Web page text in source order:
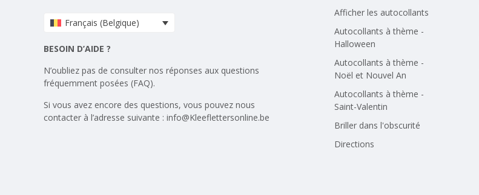
Français (Belgique)
BESOIN D’AIDE ?
N’oubliez pas de consulter nos réponses aux questions
fréquemment posées (FAQ).
Si vous avez encore des questions, vous pouvez nous
contacter à l’adresse suivante : info@Kleeflettersonline.be
Afficher les autocollants
Autocollants à thème -
Halloween
Autocollants à thème -
Noël et Nouvel An
Autocollants à thème -
Saint-Valentin
Briller dans l'obscurité
Directions